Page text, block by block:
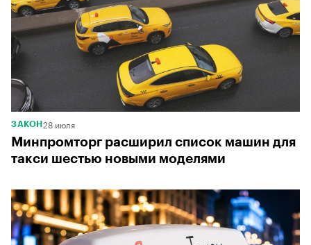
00:00 / 00:00
ЗАКОН 28 июля
Минпромторг расширил список машин для
такси шестью новыми моделями